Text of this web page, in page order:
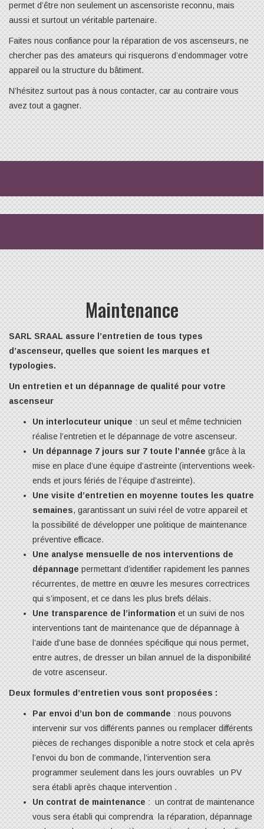
permet d’être non seulement un ascensoriste reconnu, mais
aussi et surtout un véritable partenaire.
Faites nous confiance pour la réparation de vos ascenseurs, ne
chercher pas des amateurs qui risquerons d’endommager votre
appareil ou la structure du bâtiment.
N’hésitez surtout pas à nous contacter, car au contraire vous
avez tout a gagner.
Maintenance
SARL SRAAL assure l’entretien de tous types
d’ascenseur, quelles que soient les marques et
typologies.
Un entretien et un dépannage de qualité pour votre
ascenseur
Un interlocuteur unique: un seul et même technicien
réalise l’entretien et le dépannage de votre ascenseur.
Un dépannage 7 jours sur 7 toute l’annéegrâce à la
mise en place d’une équipe d’astreinte (interventions week-
ends et jours fériés de l’équipe d’astreinte).
Une visite d’entretien en moyenne toutes les quatre
semaines, garantissant un suivi réel de votre appareil et
la possibilité de développer une politique de maintenance
préventive efficace.
Une analyse mensuelle de nos interventions de
dépannagepermettant d’identifier rapidement les pannes
récurrentes, de mettre en œuvre les mesures correctrices
qui s’imposent, et ce dans les plus brefs délais.
Une transparence de l’informationet un suivi de nos
interventions tant de maintenance que de dépannage à
l’aide d’une base de données spécifique qui nous permet,
entre autres, de dresser un bilan annuel de la disponibilité
de votre ascenseur.
Deux formules d’entretien vous sont proposées :
Par envoi d’un bon de commande: nous pouvons
intervenir sur vos différents pannes ou remplacer différents
pièces de rechanges disponible a notre stock et cela après
l’envoi du bon de commande, l’intervention sera
programmer seulement dans les jours ouvrables un PV
sera établi après chaque intervention .
Un contrat de maintenance: un contrat de maintenance
vous sera établi qui comprendra la réparation, dépannage